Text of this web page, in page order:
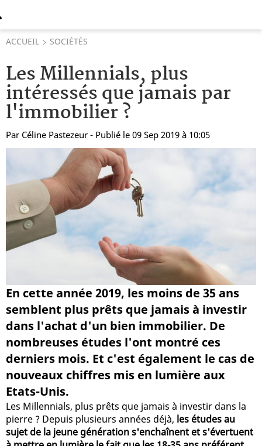
ACCUEIL SOCIÉTÉS
Les Millennials, plus
intéressés que jamais par
l'immobilier ?
Par Céline Pastezeur - Publié le 09 Sep 2019 à 10:05
En cette année 2019, les moins de 35 ans
semblent plus prêts que jamais à investir
dans l'achat d'un bien immobilier. De
nombreuses études l'ont montré ces
derniers mois. Et c'est également le cas de
nouveaux chiffres mis en lumière aux
Etats-Unis.
Les Millennials, plus prêts que jamais à investir dans la
pierre ? Depuis plusieurs années déjà, les études au
sujet de la jeune génération s'enchaînent et s'évertuent